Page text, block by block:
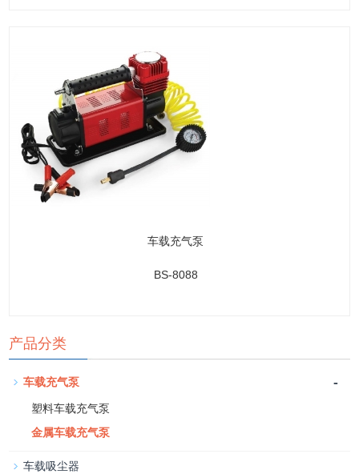
车载充气泵
BS-8088
产品分类
车载充气泵 -
塑料车载充气泵
金属车载充气泵
车载吸尘器